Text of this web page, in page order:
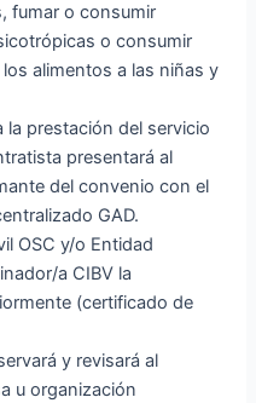
fumar o consumir
o consumir
alimentos a las niñas y
la prestación del servicio
presentará al
del convenio con el
GAD.
OSC y/o Entidad
a CIBV la
(certificado de
y revisará al
u organización